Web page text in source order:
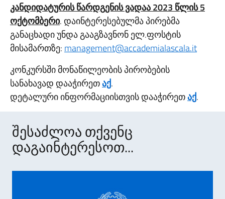
კანდიდატურის წარდგენის ვადაა 2023 წლის 5
ოქტომბერი. დაინტერესებულმა პირებმა
განაცხადი უნდა გააგზავნონ ელ.ფოსტის
მისამართზე: management@accademialascala.it
კონკურსში მონაწილეობის პირობების
სანახავად დააჭირეთაქ.
დეტალური ინფორმაციისთვის დააჭირეთაქ.
შესაძლოა თქვენც
დაგაინტერესოთ...